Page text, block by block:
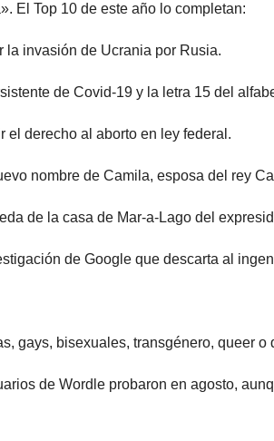
El Top 10 de este año lo completan:
invasión de Ucrania por Rusia.
de Covid-19 y la letra 15 del
el derecho al aborto en ley federal.
nombre de Camila, esposa del rey
de la casa de Mar-a-Lago del
de Google que descarta al
gays, bisexuales, transgénero, queer
de Wordle probaron en agosto,